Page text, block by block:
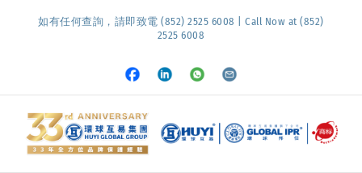
如有任何查詢，請即致電 (852) 2525 6008 | Call Now at (852)
2525 6008
Facebook
LinkedInWhatsapp
Email